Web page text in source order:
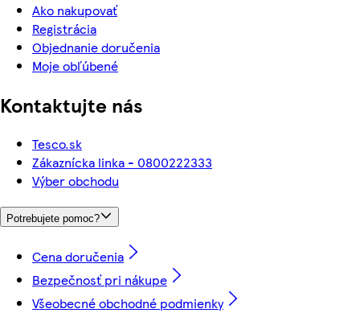
Ako nakupovať
Registrácia
Objednanie doručenia
Moje obľúbené
Kontaktujte nás
Tesco.sk
Zákaznícka linka - 0800222333
Výber obchodu
Potrebujete pomoc?
Cena doručenia
Bezpečnosť pri nákupe
Všeobecné obchodné podmienky